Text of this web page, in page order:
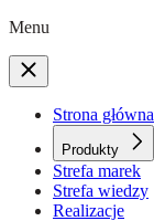
Menu
Strona główna
Produkty
Strefa marek
Strefa wiedzy
Realizacje